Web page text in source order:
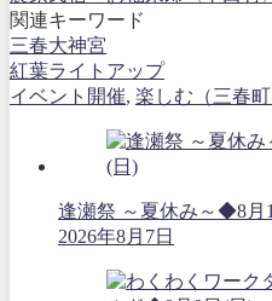
関連キーワード
三春大神宮
紅葉ライトアップ
イベント開催, 楽しむ（三春町
逢瀬祭 ～夏休み～◆8月
2026年8月7日